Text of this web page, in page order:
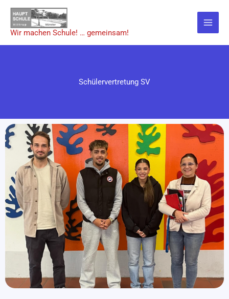
Zum
Inhalt
springen
Wir machen Schule! … gemeinsam!
Schülervertretung SV